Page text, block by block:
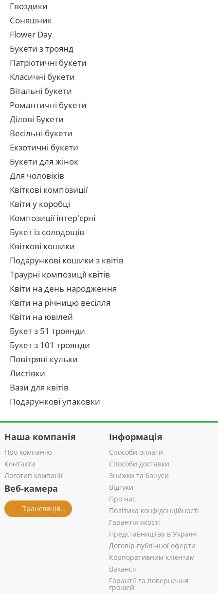
Гвоздики
Соняшник
Flower Day
Букети з троянд
Патріотичні букети
Класичні букети
Вітальні букети
Романтичні букети
Ділові Букети
Весільні букети
Екзотичні букети
Букети для жінок
Для чоловіків
Квіткові композиції
Квіти у коробці
Композиції інтер'єрні
Букет із солодощів
Квіткові кошики
Подарункові кошики з квітів
Траурні композиції квітів
Квіти на день народження
Квіти на річницю весілля
Квіти на ювілей
Букет з 51 троянди
Букет з 101 троянди
Повітряні кульки
Листівки
Вази для квітів
Подарункові упаковки
Наша компанія
Про компанію
Контакти
Логотип компанії
Веб-камера
Трансляція із салону
Інформація
Способи оплати
Способи доставки
Знижки та бонуси
Відгуки
Про нас
Політика конфіденційності
Гарантія якості
Представництва в Україні
Договір публічної оферти
Корпоративним клієнтам
Вакансії
Гарантії та повернення
грошей